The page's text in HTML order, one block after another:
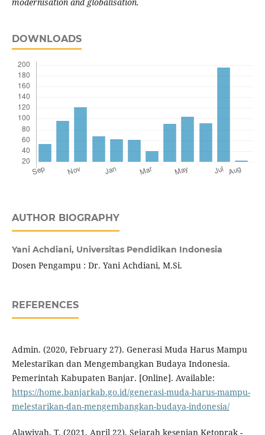
DOWNLOADS
AUTHOR BIOGRAPHY
Yani Achdiani, Universitas Pendidikan Indonesia
Dosen Pengampu : Dr. Yani Achdiani, M.Si.
REFERENCES
Admin. (2020, February 27). Generasi Muda Harus Mampu
Melestarikan dan Mengembangkan Budaya Indonesia.
Pemerintah Kabupaten Banjar. [Online]. Available:
https://home.banjarkab.go.id/generasi-muda-harus-mampu-
melestarikan-dan-mengembangkan-budaya-indonesia/
Alawiyah, T. (2021, April 22). Sejarah kesenian Ketoprak -